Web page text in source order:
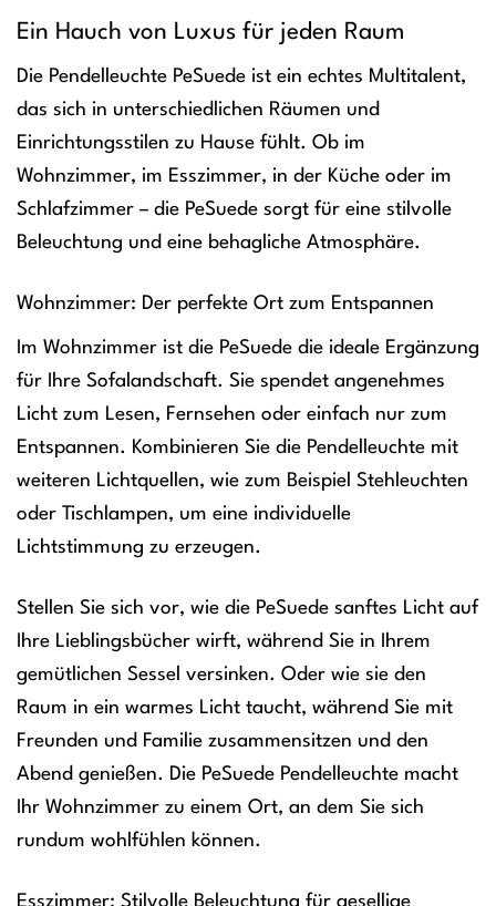
Ein Hauch von Luxus für jeden Raum
Die Pendelleuchte PeSuede ist ein echtes Multitalent,
das sich in unterschiedlichen Räumen und
Einrichtungsstilen zu Hause fühlt. Ob im
Wohnzimmer, im Esszimmer, in der Küche oder im
Schlafzimmer – die PeSuede sorgt für eine stilvolle
Beleuchtung und eine behagliche Atmosphäre.
Wohnzimmer: Der perfekte Ort zum Entspannen
Im Wohnzimmer ist die PeSuede die ideale Ergänzung
für Ihre Sofalandschaft. Sie spendet angenehmes
Licht zum Lesen, Fernsehen oder einfach nur zum
Entspannen. Kombinieren Sie die Pendelleuchte mit
weiteren Lichtquellen, wie zum Beispiel Stehleuchten
oder Tischlampen, um eine individuelle
Lichtstimmung zu erzeugen.
Stellen Sie sich vor, wie die PeSuede sanftes Licht auf
Ihre Lieblingsbücher wirft, während Sie in Ihrem
gemütlichen Sessel versinken. Oder wie sie den
Raum in ein warmes Licht taucht, während Sie mit
Freunden und Familie zusammensitzen und den
Abend genießen. Die PeSuede Pendelleuchte macht
Ihr Wohnzimmer zu einem Ort, an dem Sie sich
rundum wohlfühlen können.
Esszimmer: Stilvolle Beleuchtung für gesellige